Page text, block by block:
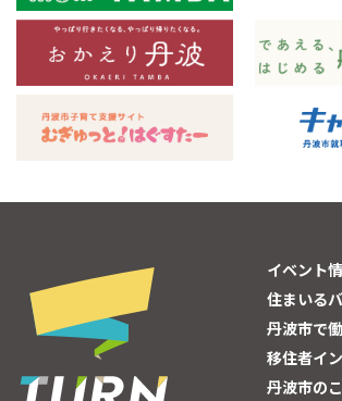
イベント
住まいる
丹波市で
移住者イ
丹波市の